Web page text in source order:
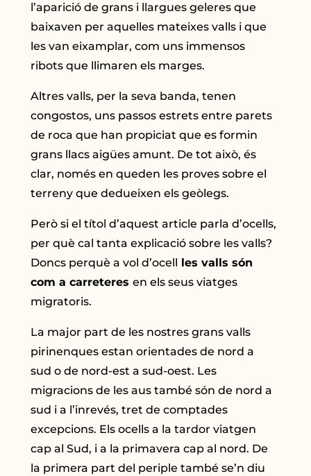
l’aparició de grans i llargues geleres que
baixaven per aquelles mateixes valls i que
les van eixamplar, com uns immensos
ribots que llimaren els marges.
Altres valls, per la seva banda, tenen
congostos, uns passos estrets entre parets
de roca que han propiciat que es formin
grans llacs aigües amunt. De tot això, és
clar, només en queden les proves sobre el
terreny que dedueixen els geòlegs.
Però si el títol d’aquest article parla d’ocells,
per què cal tanta explicació sobre les valls?
Doncs perquè a vol d’ocell les valls són
com a carreteresen els seus viatges
migratoris.
La major part de les nostres grans valls
pirinenques estan orientades de nord a
sud o de nord-est a sud-oest. Les
migracions de les aus també són de nord a
sud i a l’inrevés, tret de comptades
excepcions. Els ocells a la tardor viatgen
cap al Sud, i a la primavera cap al nord. De
la primera part del periple també se’n diu